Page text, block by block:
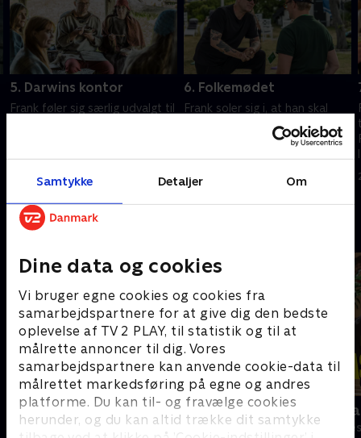
Samtykke Detaljer Om
Dine data og cookies
Vi bruger egne cookies og cookies fra
samarbejdspartnere for at give dig den bedste
oplevelse af TV 2 PLAY, til statistik og til at
målrette annoncer til dig. Vores
samarbejdspartnere kan anvende cookie-data til
målrettet markedsføring på egne og andres
platforme. Du kan til- og fravælge cookies
herunder, og du kan altid trække dit samtykke
5. Darwins kontor
Frank føler sig særlig udvalgt til
14. august 2022 • 23 min
6. Folkemødet
Frank soler sig i, at han skal
holde klimatale til folkemødet
på Bornholm. Desværre stjæler
heltemodig redningsaktion.
21. august 2022 • 27 min
Andre så også
De bedste år
Komedie • 2 sæsoner
Langt fra
Komedie • 5